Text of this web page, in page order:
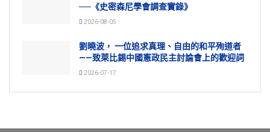
──《史密森尼學會調查實錄》
2026-08-05
劉曉波， 一位追求真理、自由的和平殉道者
——致萊比錫中國憲政民主討論會上的歡迎詞
2026-07-17